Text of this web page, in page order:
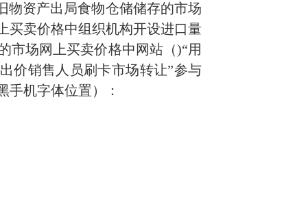
物资产出局食物仓储储存的市场
买卖价格中组织机构开设进口量
市场网上买卖价格中网站（)“用
价销售人员刷卡市场转让”参与
手机字体位置）
：